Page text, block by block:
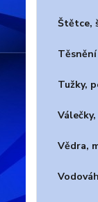
Štětce,
Tužky,
Vědra,